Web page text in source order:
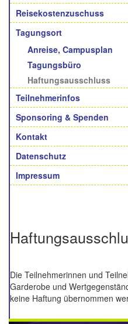
Reisekostenzuschuss
Tagungsort
Anreise, Campusplan
Tagungsbüro
Haftungsausschluss
Teilnehmerinfos
Sponsoring & Spenden
Kontakt
Datenschutz
Impressum
Die Teilnehmerinnen und
Garderobe und
keine Haftung übernommen